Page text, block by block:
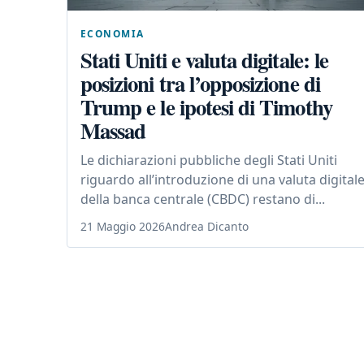
ECONOMIA
Stati Uniti e valuta digitale: le
posizioni tra l’opposizione di
Trump e le ipotesi di Timothy
Massad
Le dichiarazioni pubbliche degli Stati Uniti
riguardo all’introduzione di una valuta digitale
della banca centrale (CBDC) restano di...
21 Maggio 2026Andrea Dicanto